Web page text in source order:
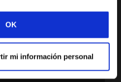
OK
mi información personal
2024-2025